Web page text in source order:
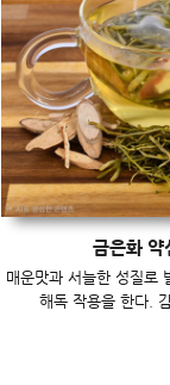
금은화 약
매운맛과 서늘한 성질로
해독 작용을 한다.